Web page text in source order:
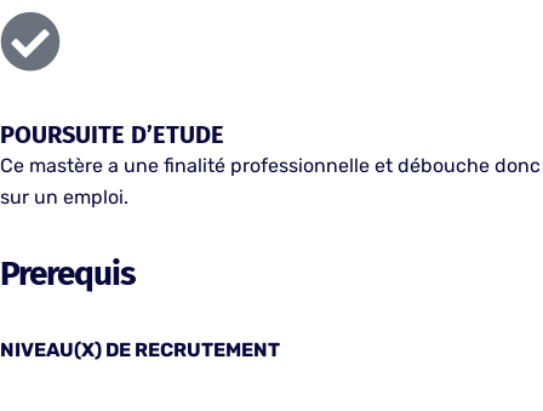
POURSUITE D’ETUDE
Ce mastère a une finalité professionnelle et débouche donc
sur un emploi.
Prerequis
NIVEAU(X) DE RECRUTEMENT